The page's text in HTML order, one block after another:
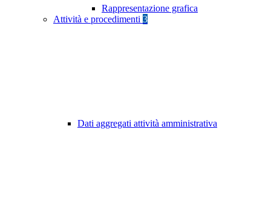
Rappresentazione grafica
Attività e procedimenti 3
Dati aggregati attività amministrativa